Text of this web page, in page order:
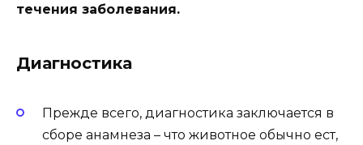
течения заболевания.
Диагностика
Прежде всего, диагностика заключается в
сборе анамнеза – что животное обычно ест,